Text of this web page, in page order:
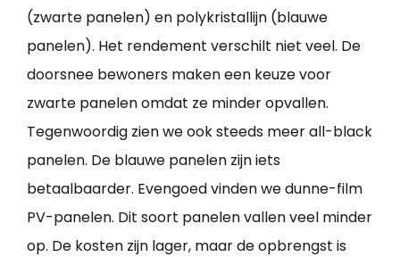
(zwarte panelen) en polykristallijn (blauwe
panelen). Het rendement verschilt niet veel. De
doorsnee bewoners maken een keuze voor
zwarte panelen omdat ze minder opvallen.
Tegenwoordig zien we ook steeds meer all-black
panelen. De blauwe panelen zijn iets
betaalbaarder. Evengoed vinden we dunne-film
PV-panelen. Dit soort panelen vallen veel minder
op. De kosten zijn lager, maar de opbrengst is